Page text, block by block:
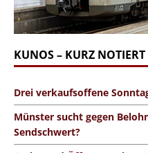
KUNOS – KURZ NOTIERT
Drei verkaufsoffene
Münster sucht gegen
Sendschwert?